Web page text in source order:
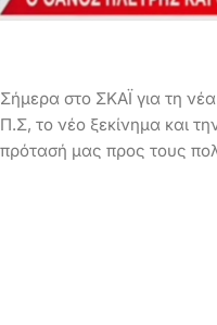
Σήμερα στο ΣΚΑΪ για τη
Π.Σ, το νέο ξεκίνημα και
πρότασή μας προς τους